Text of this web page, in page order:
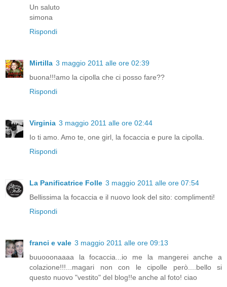
Un saluto
simona
Rispondi
Mirtilla 3 maggio 2011 alle ore 02:39
buona!!!amo la cipolla che ci posso fare??
Rispondi
Virginia 3 maggio 2011 alle ore 02:44
Io ti amo. Amo te, one girl, la focaccia e pure la cipolla.
Rispondi
La Panificatrice Folle 3 maggio 2011 alle ore 07:54
Bellissima la focaccia e il nuovo look del sito: complimenti!
Rispondi
franci e vale 3 maggio 2011 alle ore 09:13
buuooonaaaa la focaccia...io me la mangerei anche a
colazione!!!...magari non con le cipolle però....bello si
questo nuovo "vestito" del blog!!e anche al foto! ciao